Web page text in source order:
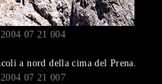
2004 07 21 004
2004 07 21 007